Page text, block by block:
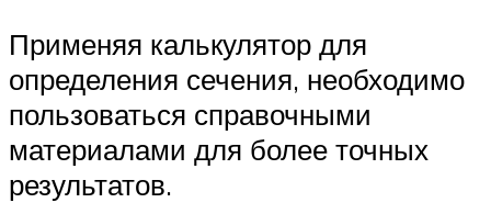
Применяя калькулятор для
определения сечения, необходимо
пользоваться справочными
материалами для более точных
результатов.